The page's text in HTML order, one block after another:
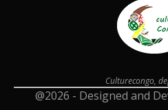
Culturecongo,
@2026 - Designed and